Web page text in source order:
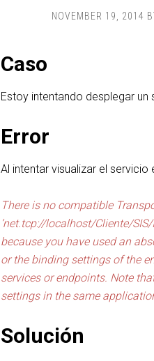
NOVEMBER 19, 2014
Caso
Estoy intentando desplegar
Error
Al intentar visualizar el
There is no compatible
‘net.tcp://localhost/Cliente/
because you have used an
or the binding settings of the
services or endpoints. Note
settings in the same
Solución